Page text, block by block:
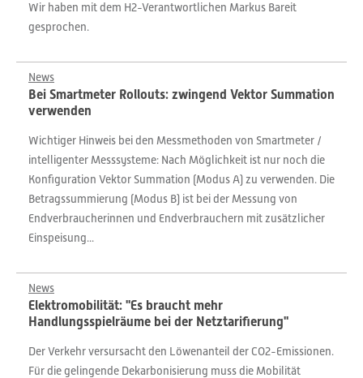
Wir haben mit dem H2-Verantwortlichen Markus Bareit
gesprochen.
News
Bei Smartmeter Rollouts: zwingend Vektor Summation
verwenden
Wichtiger Hinweis bei den Messmethoden von Smartmeter /
intelligenter Messsysteme: Nach Möglichkeit ist nur noch die
Konfiguration Vektor Summation (Modus A) zu verwenden. Die
Betragssummierung (Modus B) ist bei der Messung von
Endverbraucherinnen und Endverbrauchern mit zusätzlicher
Einspeisung...
News
Elektromobilität: "Es braucht mehr
Handlungsspielräume bei der Netztarifierung"
Der Verkehr versursacht den Löwenanteil der CO2-Emissionen.
Für die gelingende Dekarbonisierung muss die Mobilität